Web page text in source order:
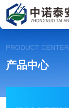
PRODUCT CENTER
产品中心